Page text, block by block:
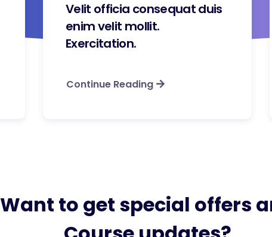
Velit officia consequat duis
enim velit mollit.
Exercitation.
Continue Reading
Want to get special offers